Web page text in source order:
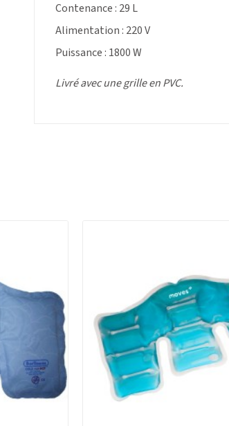
Contenance : 29 L
Alimentation : 220 V
Puissance : 1800 W
Livré avec une grille en PVC.